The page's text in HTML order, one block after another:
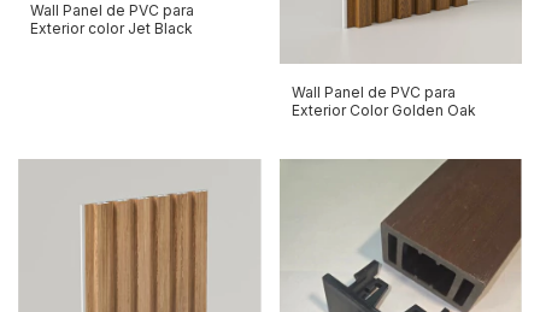
Wall Panel de PVC para
Exterior color Jet Black
Wall Panel de PVC para
Exterior Color Golden Oak